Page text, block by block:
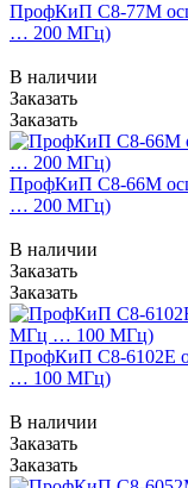
ПрофКиП С8-77М
… 200 МГц)
В наличии
Заказать
Заказать
ПрофКиП С8-66М
… 200 МГц)
В наличии
Заказать
Заказать
ПрофКиП С8-6102Е
… 100 МГц)
В наличии
Заказать
Заказать